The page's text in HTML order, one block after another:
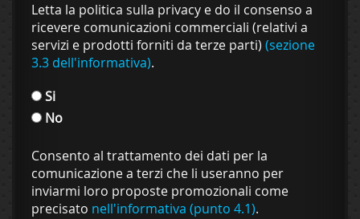
Letta la politica sulla privacy e do il consenso a
ricevere comunicazioni commerciali (relativi a
servizi e prodotti forniti da terze parti) (sezione
3.3 dell'informativa).
Si
No
Consento al trattamento dei dati per la
comunicazione a terzi che li useranno per
inviarmi loro proposte promozionali come
precisato nell'informativa (punto 4.1).